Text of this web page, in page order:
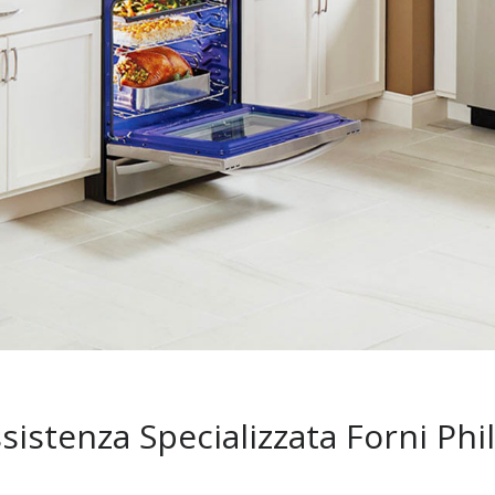
Specializzata Forni